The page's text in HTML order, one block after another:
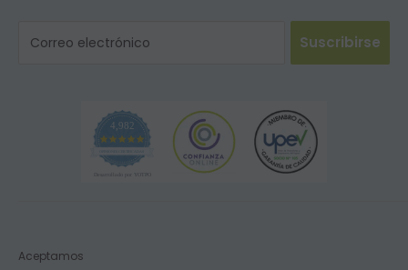
Correo electrónico Suscribirse
4,982
Aceptamos